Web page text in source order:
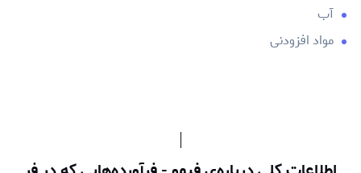
آب
مواد افزودنی